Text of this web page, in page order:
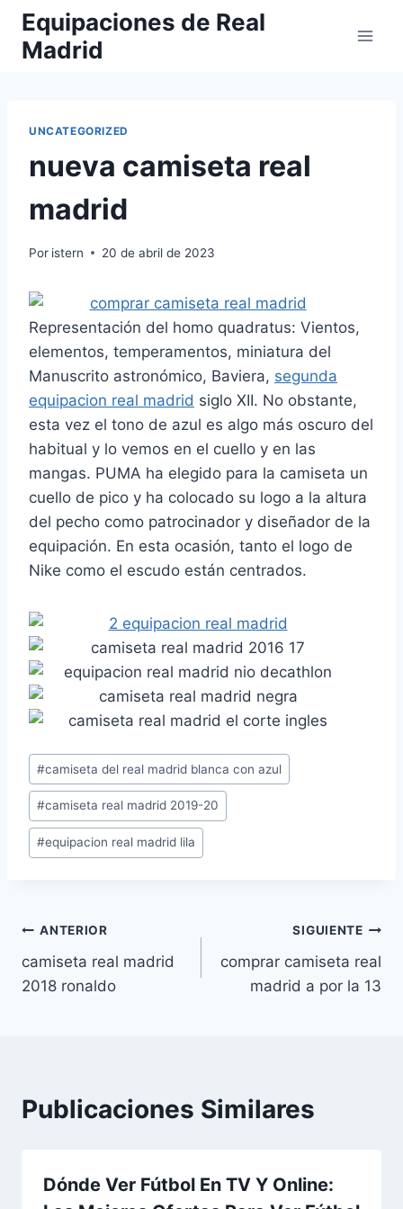
Saltar
contenido
Equipaciones de Real
Madrid
UNCATEGORIZED
nueva camiseta real
madrid
Por istern 20 de abril de 2023
Representación del homo quadratus: Vientos,
elementos, temperamentos, miniatura del
Manuscrito astronómico, Baviera, segunda
equipacion real madrid siglo XII. No obstante,
esta vez el tono de azul es algo más oscuro del
habitual y lo vemos en el cuello y en las
mangas. PUMA ha elegido para la camiseta un
cuello de pico y ha colocado su logo a la altura
del pecho como patrocinador y diseñador de la
equipación. En esta ocasión, tanto el logo de
Nike como el escudo están centrados.
Etiquetas
de
la
entrada:
#camiseta del real madrid blanca con azul
#camiseta real madrid 2019-20
#equipacion real madrid lila
Navegación
de
ANTERIOR
camiseta real madrid
2018 ronaldo
SIGUIENTE
comprar camiseta real
madrid a por la 13
Publicaciones Similares
Dónde Ver Fútbol En TV Y Online: